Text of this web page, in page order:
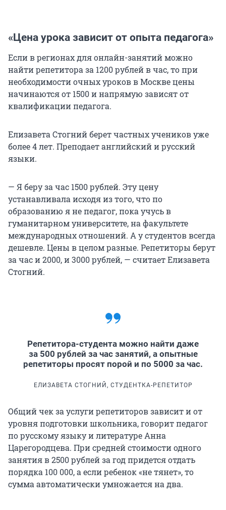
«Цена урока зависит от опыта педагога»
Если в регионах для онлайн-занятий можно
найти репетитора за 1200 рублей в час, то при
необходимости очных уроков в Москве цены
начинаются от 1500 и напрямую зависят от
квалификации педагога.
Елизавета Стогний берет частных учеников уже
более 4 лет. Преподает английский и русский
языки.
— Я беру за час 1500 рублей. Эту цену
устанавливала исходя из того, что по
образованию я не педагог, пока учусь в
гуманитарном университете, на факультете
международных отношений. А у студентов всегда
дешевле. Цены в целом разные. Репетиторы берут
за час и 2000, и 3000 рублей, — считает Елизавета
Стогний.
Репетитора-студента можно найти даже
за 500 рублей за час занятий, а опытные
репетиторы просят порой и по 5000 за час.
ЕЛИЗАВЕТА СТОГНИЙ, СТУДЕНТКА-РЕПЕТИТОР
Общий чек за услуги репетиторов зависит и от
уровня подготовки школьника, говорит педагог
по русскому языку и литературе Анна
Царегородцева. При средней стоимости одного
занятия в 2500 рублей за год придется отдать
порядка 100 000, а если ребенок «не тянет», то
сумма автоматически умножается на два.